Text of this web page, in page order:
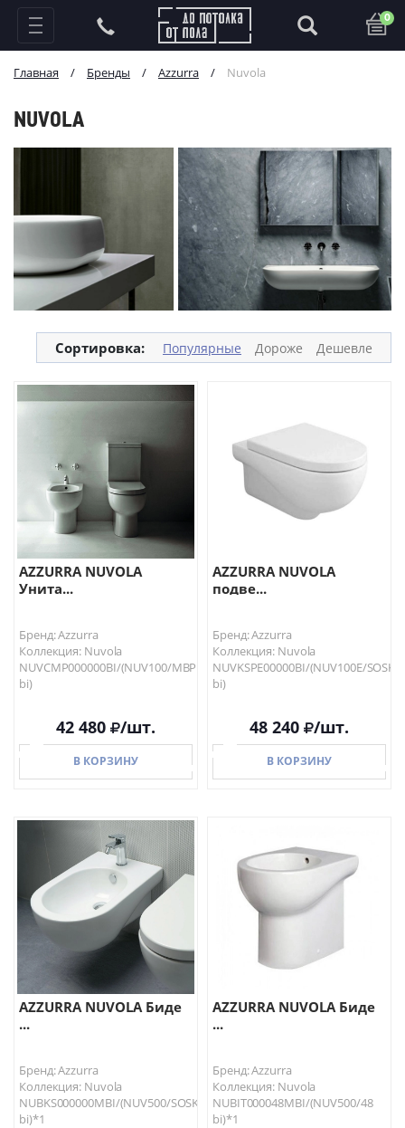
0
Главная / Бренды / Azzurra / Nuvola
NUVOLA
Сортировка: Популярные Дороже Дешевле
AZZURRA NUVOLA
Унита...
Бренд: Azzurra
Коллекция: Nuvola
NUVCMP000000BI/(NUV100/MBP
bi)
42 480 /шт.
В КОРЗИНУ
В КОРЗИНУ
AZZURRA NUVOLA
подве...
Бренд: Azzurra
Коллекция: Nuvola
NUVKSPE00000BI/(NUV100E/SOSK
bi)
48 240 /шт.
В КОРЗИНУ
В КОРЗИНУ
AZZURRA NUVOLA Биде
...
Бренд: Azzurra
Коллекция: Nuvola
NUBKS000000MBI/(NUV500/SOSK
bi)*1
AZZURRA NUVOLA Биде
...
Бренд: Azzurra
Коллекция: Nuvola
NUBIT000048MBI/(NUV500/48
bi)*1